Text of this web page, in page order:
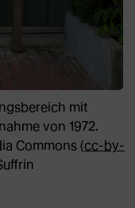
mit
von 1972.
Commons (cc-by-